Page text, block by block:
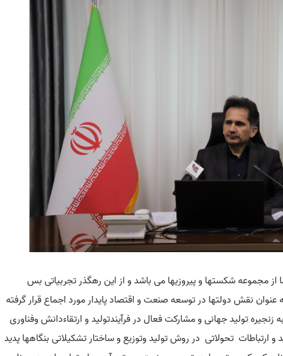
مجموعه شکستها و پیروزیها می باشد و از این رهگذر تجربیاتی بس
نقش دولتها در توسعه صنعت و اقتصاد پایدار مورد اجماع قرار گرفته
تولید جهانی و مشارکت فعال در فرآیندتولید و ارتقاءدانش وفناوری
ارتباطات تحولاتی در روش تولید وتوزیع و ساختار تشکیلاتی بنگاهها پدید